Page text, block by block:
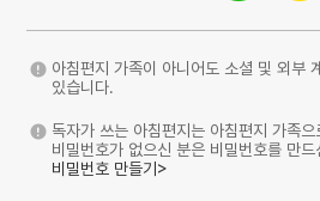
아침편지 가족이 아니어도 소셜 및 외부
있습니다.
독자가 쓰는 아침편지는 아침편지 가족
비밀번호가 없으신 분은 비밀번호를 만
비밀번호 만들기>